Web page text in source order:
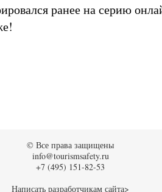
ранее на серию
© Все права защищены
info@tourismsafety.ru
+7 (495) 151-82-53
Написать разработчикам сайта>